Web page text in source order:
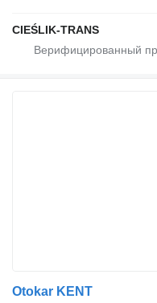
CIEŚLIK-TRANS
Otokar KENT